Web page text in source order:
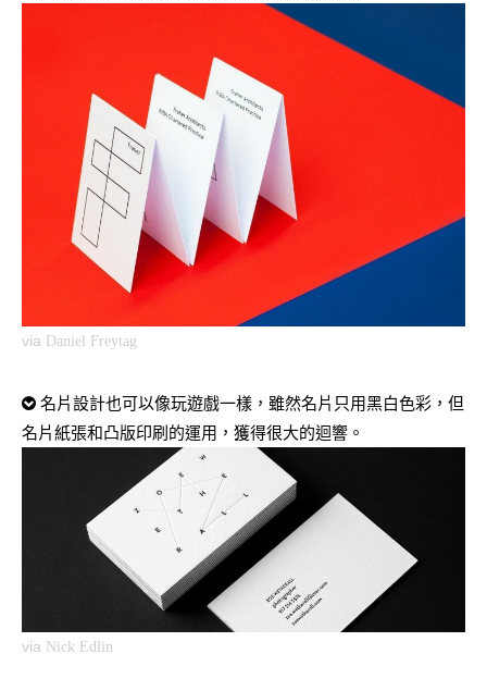
via Daniel Freytag
名片設計也可以像玩遊戲一樣，雖然名片只用黑白色彩，但
名片紙張和凸版印刷的運用，獲得很大的迴響。
via Nick Edlin